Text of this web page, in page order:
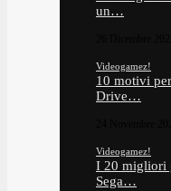
un…
Videogamez!
10 motivi
Drive…
Videogamez!
I 20 migliori
Sega…